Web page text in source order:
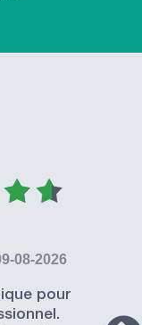
08-2026
pour